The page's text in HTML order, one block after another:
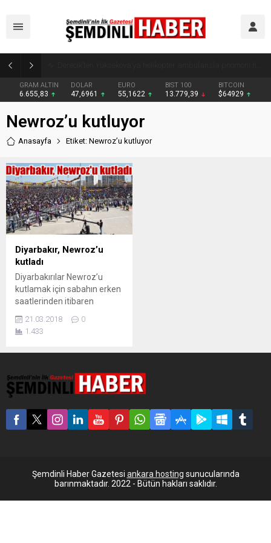
GRAM ALTIN
6.655,83
DOLAR
47,6961
EURO
55,1622
BIST 100
13.779,39
BITCOIN
$64929
Newroz’u kutluyor
Anasayfa Etiket: Newroz’u kutluyor
Diyarbakır, Newroz’u
kutladı
Diyarbakırılar Newroz’u
kutlamak için sabahın erken
saatlerinden itibaren
Halkların Demokratik Partisi
(HDP), Demokratik Bölgeler
ve Demokratik Toplum
Kongresi (DTK) tarafından
düzenlenen Newroz
kutlamasına gelenler, polis
tarafından oluşturulan
sıralarında başladı.
Kutlamalara HDP Eş...
21.03.2018
0
1.433
Şemdinli Haber Gazetesi ankara hosting sunucularında
barınmaktadır. 2022 - Bütün hakları saklıdır.